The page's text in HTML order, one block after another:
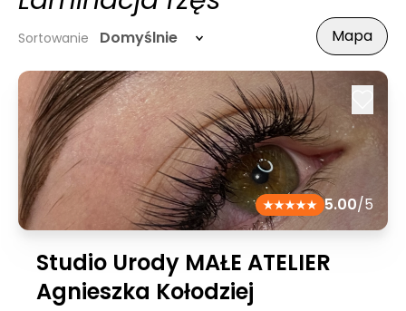
Sortowanie Domyślnie Mapa
5.00/5
Studio Urody MAŁE ATELIER
Agnieszka Kołodziej